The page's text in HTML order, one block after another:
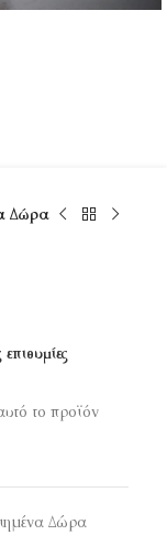
Δώρα
το προϊόν
Δώρα